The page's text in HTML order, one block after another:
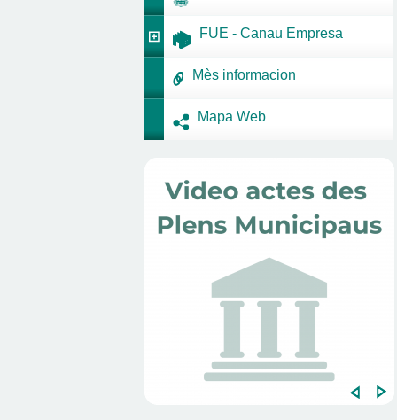
FUE - Canau Empresa
Mès informacion
Mapa Web